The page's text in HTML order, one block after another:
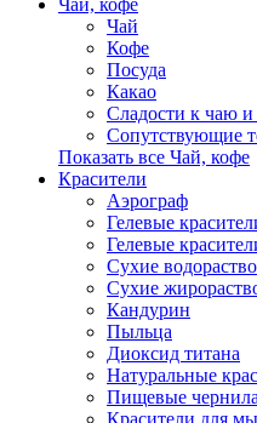
Чай, кофе
Чай
Кофе
Посуда
Какао
Сладости к чаю и
Сопутствующие
Показать все Чай, кофе
Красители
Аэрограф
Гелевые
Гелевые
Сухие
Сухие
Кандурин
Пыльца
Диоксид титана
Натуральные
Пищевые
Красители для